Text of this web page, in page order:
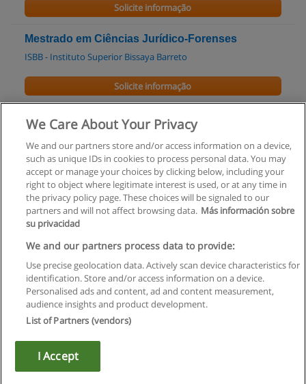
Solicite informação
Mestrado em Ciências Jurídico-Forenses
ISBB - Instituto Superior Bissaya Barreto
Solicite informação
Licenciatura em Criminologia [FD]
Solicite informação
Regras de uso
Privacidade de dados
Entrar em contato com Educaedu
Copyright © Educaedu Business S.L. - CIF : B-95610580: -
We Care About Your Privacy
We and our partners store and/or access information on a device,
such as unique IDs in cookies to process personal data. You may
accept or manage your choices by clicking below, including your
right to object where legitimate interest is used, or at any time in
the privacy policy page. These choices will be signaled to our
partners and will not affect browsing data. Más información sobre
su privacidad
We and our partners process data to provide:
Use precise geolocation data. Actively scan device characteristics for
identification. Store and/or access information on a device.
Personalised ads and content, ad and content measurement,
audience insights and product development.
List of Partners (vendors)
I Accept